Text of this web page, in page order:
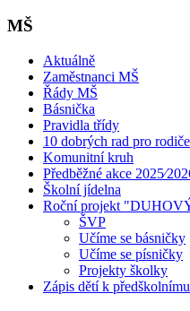
MŠ
Aktuálně
Zaměstnanci MŠ
Řády MŠ
Básnička
Pravidla třídy
10 dobrých rad pro rodiče
Komunitní kruh
Předběžné akce
Školní jídelna
Roční projekt
ŠVP
Učíme se básničky
Učíme se písničky
Projekty školky
Zápis dětí k